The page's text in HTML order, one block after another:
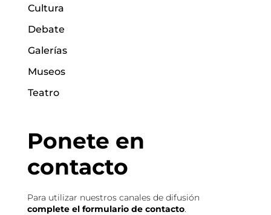
Cultura
Debate
Galerías
Museos
Teatro
Ponete en
contacto
Para utilizar nuestros canales de difusión
complete el formulario de contacto.